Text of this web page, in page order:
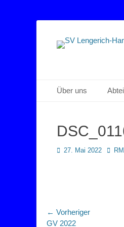
SV
Sportverein Lengerich
Primäres
Zum
Inhalt
Über uns
Posted
27. Mai 2022 Autor
← Vorheriger
Vorheriger
GV 2022